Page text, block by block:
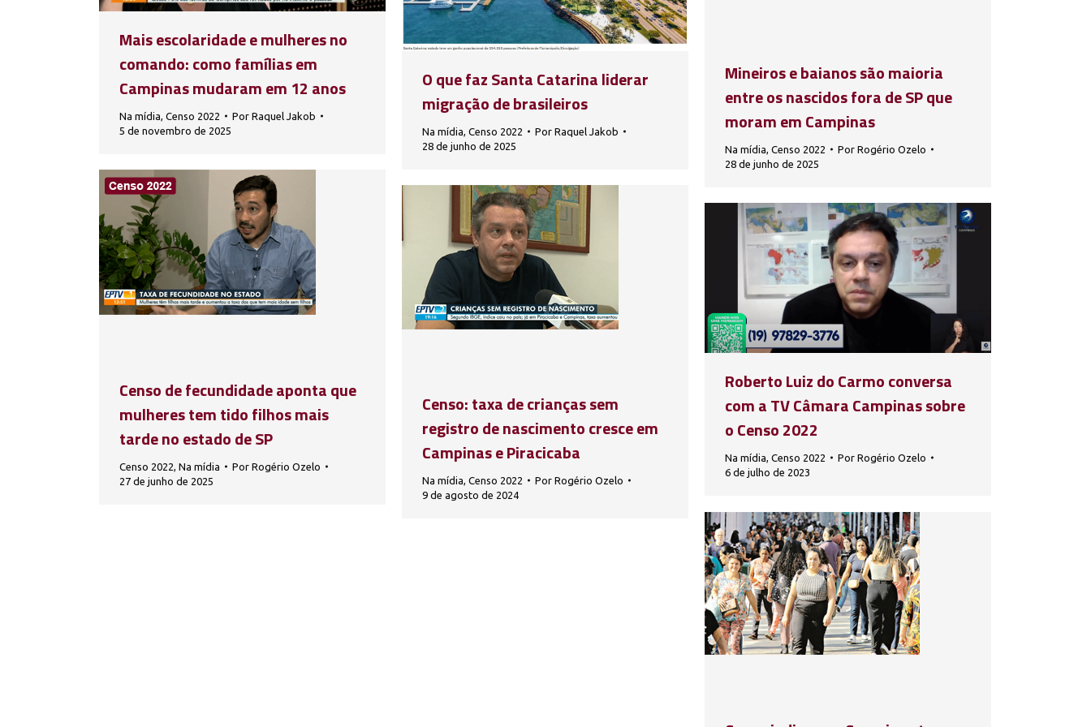
Mais escolaridade e mulheres no
comando: como famílias em
Campinas mudaram em 12 anos
Na mídia, Censo 2022 Por Raquel Jakob
5 de novembro de 2025
O que faz Santa Catarina liderar
migração de brasileiros
Na mídia Censo 2022 Por Raquel Jakob
28 de junho de 2025
Mineiros e baianos são maioria
entre os nascidos fora de SP que
moram em Campinas
Na mídia Censo 2022 Por Rogério Ozelo
28 de junho de 2025
Censo de fecundidade aponta que
mulheres tem tido filhos mais
tarde no estado de SP
Censo 2022 Na mídia Por Rogério Ozelo
27 de junho de 2025
Censo: taxa de crianças sem
registro de nascimento cresce em
Campinas e Piracicaba
Na mídia, Censo 2022 Por Rogério Ozelo
9 de agosto de 2024
Roberto Luiz do Carmo conversa
com a TV Câmara Campinas sobre
o Censo 2022
Na mídia Censo 2022 Por Rogério Ozelo
6 de julho de 2023